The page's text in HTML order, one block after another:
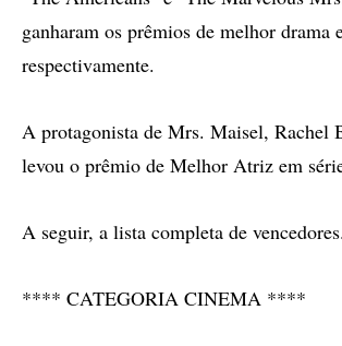
ganharam os prêmios de melhor drama
respectivamente.
A protagonista de Mrs. Maisel, Rachel
levou o prêmio de Melhor Atriz em
A seguir, a lista completa de vencedores.
**** CATEGORIA CINEMA ****